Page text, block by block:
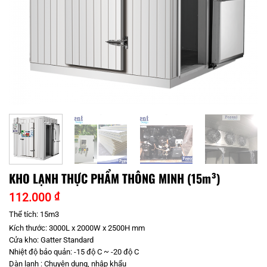
KHO LẠNH THỰC PHẨM THÔNG MINH (15m³)
112.000 ₫
Thể tích: 15m3
Kích thước: 3000L x 2000W x 2500H mm
Cửa kho: Gatter Standard
Nhiệt độ bảo quản: -15 độ C ~ -20 độ C
Dàn lạnh : Chuyên dụng, nhập khẩu